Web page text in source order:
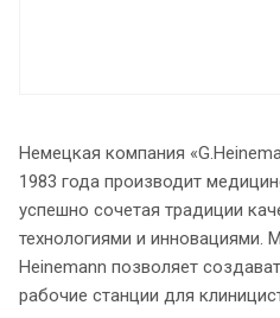
Немецкая компания
1983 года производит
успешно сочетая традиции
технологиями и инновациями.
Heinemann позволяет
рабочие станции для